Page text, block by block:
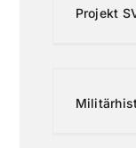
Projekt